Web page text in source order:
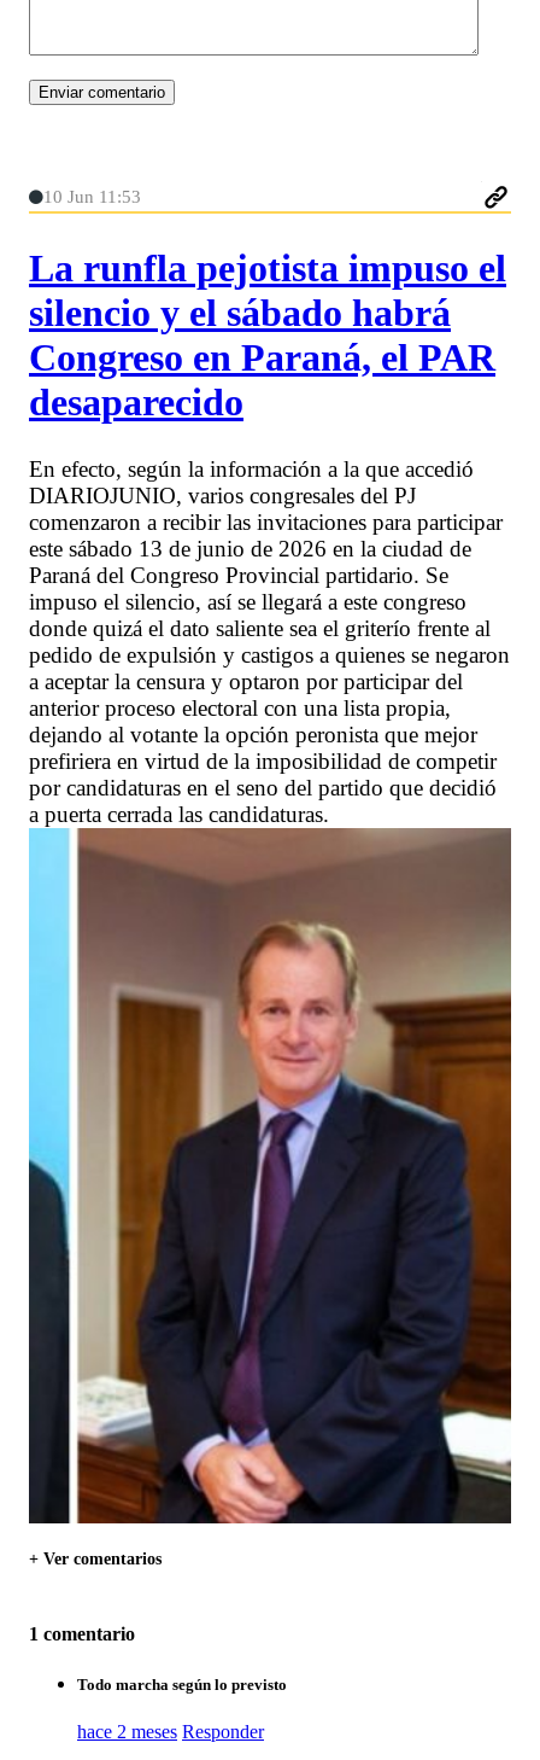
10 Jun 11:53
La runfla pejotista impuso el
silencio y el sábado habrá
Congreso en Paraná, el PAR
desaparecido
En efecto, según la información a la que accedió
DIARIOJUNIO, varios congresales del PJ
comenzaron a recibir las invitaciones para participar
este sábado 13 de junio de 2026 en la ciudad de
Paraná del Congreso Provincial partidario. Se
impuso el silencio, así se llegará a este congreso
donde quizá el dato saliente sea el griterío frente al
pedido de expulsión y castigos a quienes se negaron
a aceptar la censura y optaron por participar del
anterior proceso electoral con una lista propia,
dejando al votante la opción peronista que mejor
prefiriera en virtud de la imposibilidad de competir
por candidaturas en el seno del partido que decidió
a puerta cerrada las candidaturas.
+ Ver comentarios
1 comentario
Todo marcha según lo previsto
hace 2 meses Responder